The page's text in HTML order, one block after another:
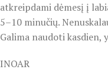
atkreipdami dėmesį į
5–10 minučių.
Galima naudoti kasdien,
INOAR